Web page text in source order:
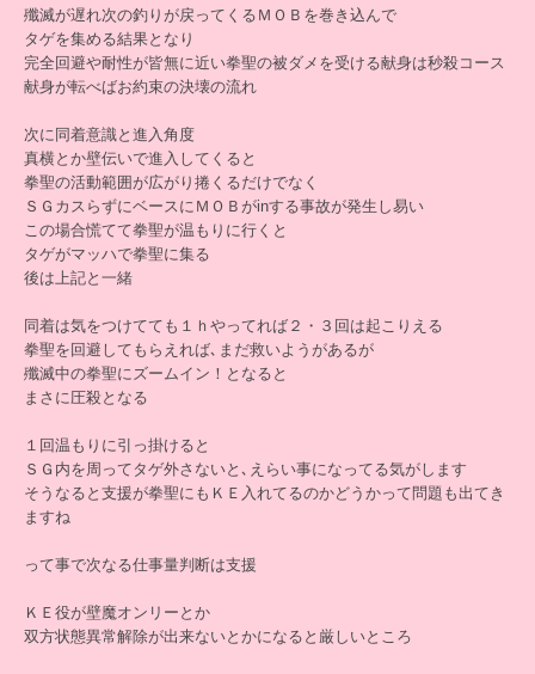
殲滅が遅れ次の釣りが戻ってくるＭＯＢを巻き込んで
タゲを集める結果となり
完全回避や耐性が皆無に近い拳聖の被ダメを受ける献身は秒殺コース
献身が転べばお約束の決壊の流れ
次に同着意識と進入角度
真横とか壁伝いで進入してくると
拳聖の活動範囲が広がり捲くるだけでなく
ＳＧカスらずにベースにＭＯＢがinする事故が発生し易い
この場合慌てて拳聖が温もりに行くと
タゲがマッハで拳聖に集る
後は上記と一緒
同着は気をつけてても１ｈやってれば２・３回は起こりえる
拳聖を回避してもらえれば､まだ救いようがあるが
殲滅中の拳聖にズームイン！となると
まさに圧殺となる
１回温もりに引っ掛けると
ＳＧ内を周ってタゲ外さないと､えらい事になってる気がします
そうなると支援が拳聖にもＫＥ入れてるのかどうかって問題も出てき
ますね
って事で次なる仕事量判断は支援
ＫＥ役が壁魔オンリーとか
双方状態異常解除が出来ないとかになると厳しいところ